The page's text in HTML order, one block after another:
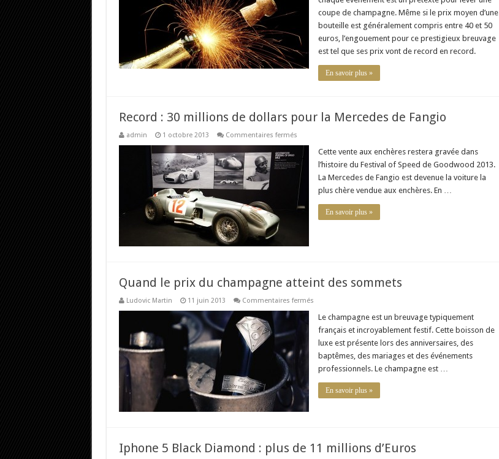
bulles
explose
coupe de champagne. Même si le prix moyen d’une
bouteille est généralement compris entre 40 et 50
euros, l’engouement pour ce prestigieux breuvage
est tel que ses prix vont de record en record.
En savoir plus »
Record : 30 millions de dollars pour la Mercedes de Fangio
admin 1 octobre 2013 Commentaires ferméssur
30
millions
de
dollars
pour
la
Mercedes
Cette vente aux enchères restera gravée dans
l’histoire du Festival of Speed de Goodwood 2013.
La Mercedes de Fangio est devenue la voiture la
plus chère vendue aux enchères. En …
En savoir plus »
Quand le prix du champagne atteint des sommets
Ludovic Martin 11 juin 2013 Commentaires ferméssur
le
du
champagne
atteint
des
sommets
Le champagne est un breuvage typiquement
français et incroyablement festif. Cette boisson de
luxe est présente lors des anniversaires, des
baptêmes, des mariages et des événements
professionnels. Le champagne est …
En savoir plus »
Iphone 5 Black Diamond : plus de 11 millions d’Euros